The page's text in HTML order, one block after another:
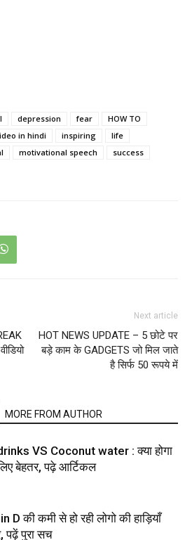
depression fear
HOW TO
in hindi inspiring
life
motivational speech
success
Next article
HOT NEWS UPDATE – 5 छोटे पर
बड़े काम के GADGETS जो मिल जाते
है सिर्फ 50 रूपये में
MORE FROM AUTHOR
VS Coconut water : क्या होगा
बेहतर, पढ़े आर्टिकल
D की कमी से हो रही लोगो की हाड़ियाँ
पढ़ें पुरा सच